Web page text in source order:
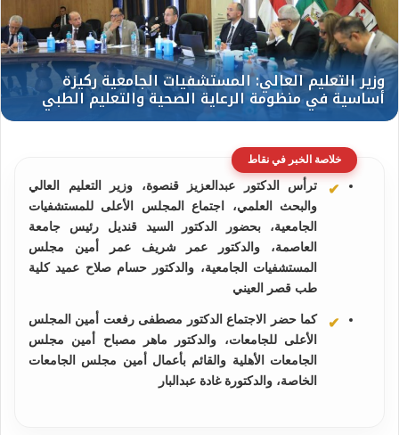
خلاصة الخبر في نقاط
ترأس الدكتور عبدالعزيز قنصوة، وزير التعليم العالي
والبحث العلمي، اجتماع المجلس الأعلى للمستشفيات
الجامعية، بحضور الدكتور السيد قنديل رئيس جامعة
العاصمة، والدكتور عمر شريف عمر أمين مجلس
المستشفيات الجامعية، والدكتور حسام صلاح عميد كلية
طب قصر العيني
كما حضر الاجتماع الدكتور مصطفى رفعت أمين المجلس
الأعلى للجامعات، والدكتور ماهر مصباح أمين مجلس
الجامعات الأهلية والقائم بأعمال أمين مجلس الجامعات
الخاصة، والدكتورة غادة عبدالبار